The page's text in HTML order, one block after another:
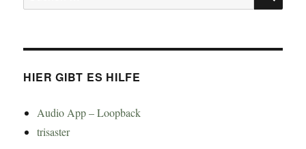
nach:
HIER GIBT ES HILFE
Audio App – Loopback
trisaster